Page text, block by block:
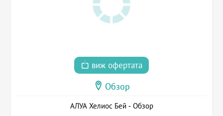
виж офертата
Обзор
АЛУА Хелиос Бей - Обзор